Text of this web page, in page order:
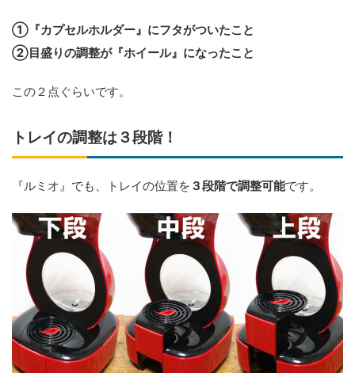
①『カプセルホルダー』にフタがついたこと
②目盛りの調整が『ホイール』になったこと
この２点ぐらいです。
トレイの調整は３段階！
『ルミオ』でも、トレイの位置を ３段階で調整可能です。